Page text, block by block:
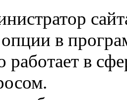
в
работает в